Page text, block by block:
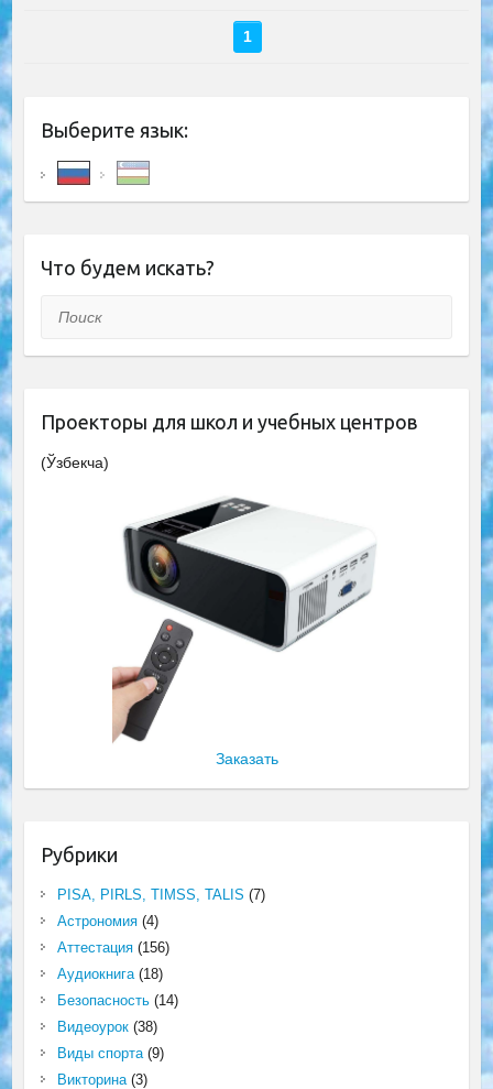
1
Выберите язык:
Что будем искать?
Поиск
Проекторы для школ и учебных центров
(Ўзбекча)
Заказать
Рубрики
PISA, PIRLS, TIMSS, TALIS (7)
Астрономия(4)
Аттестация(156)
Аудиокнига(18)
Безопасность(14)
Видеоурок(38)
Виды спорта(9)
Викторина(3)